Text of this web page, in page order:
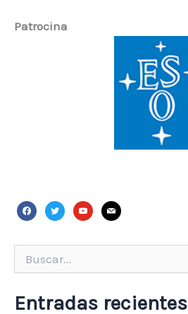
Patrocina
facebook
twitteryoutube
mail
por:
Entradas recientes